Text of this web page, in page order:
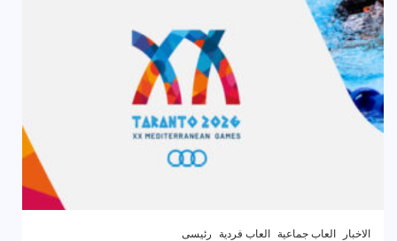
الاخبار العاب جماعية العاب فردية رئيسى